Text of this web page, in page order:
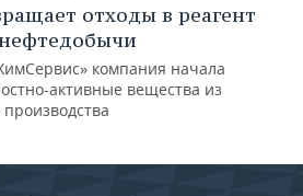
отходы в реагент
компания начала
активные вещества из
производства